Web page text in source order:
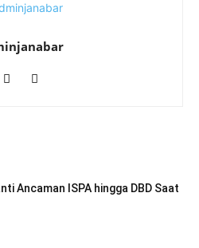
Ancaman ISPA hingga DBD Saat